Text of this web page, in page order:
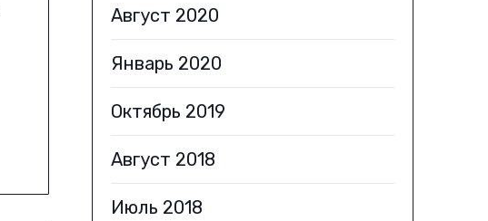
Август 2020
Январь 2020
Октябрь 2019
Август 2018
Июль 2018